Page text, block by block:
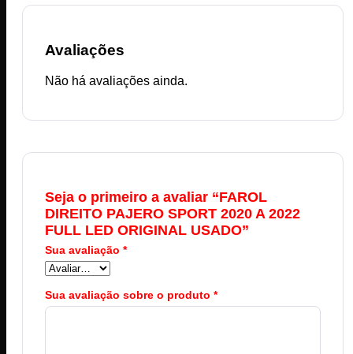
Avaliações
Não há avaliações ainda.
Seja o primeiro a avaliar “FAROL
DIREITO PAJERO SPORT 2020 A 2022
FULL LED ORIGINAL USADO”
Sua avaliação *
Sua avaliação sobre o produto *